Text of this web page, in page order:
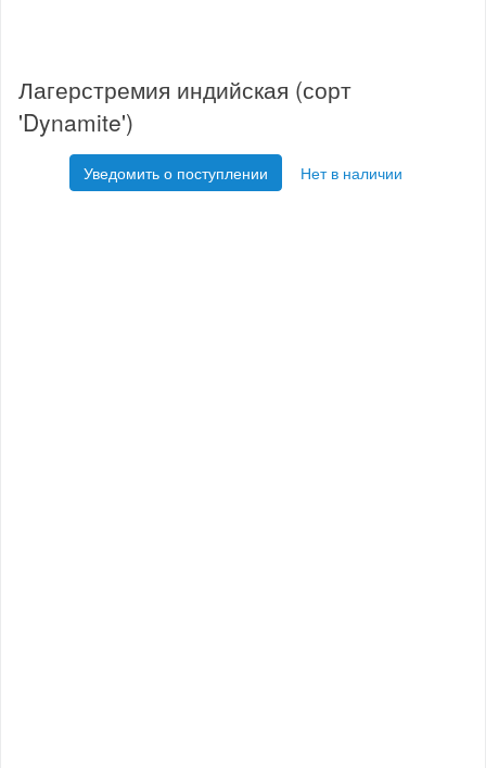
Лагерстремия индийская (сорт
'Dynamite')
Уведомить о поступлении Нет в наличии